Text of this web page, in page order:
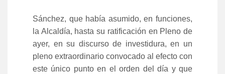
Sánchez, que había asumido, en funciones,
la Alcaldía, hasta su ratificación en Pleno de
ayer, en su discurso de investidura, en un
pleno extraordinario convocado al efecto con
este único punto en el orden del día y que